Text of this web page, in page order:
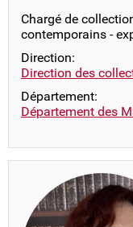
Chargé de
contemporains -
Direction:
Direction des
Département:
Département des